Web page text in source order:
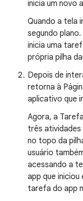
inicia um novo
Quando a tela
segundo
inicia uma
própria pilha
Depois de
retorna à
aplicativo que
Agora, a
três
no topo da
usuário
acessando a
app que
tarefa do app